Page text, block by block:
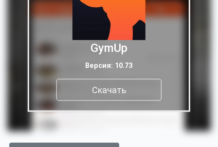
GymUp
Версия: 10.73
Скачать